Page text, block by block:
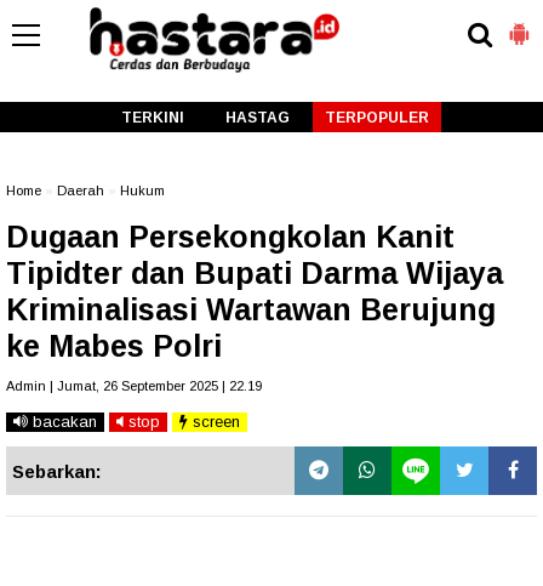
TERKINI HASTAG TERPOPULER
Home Daerah Hukum
Dugaan Persekongkolan Kanit
Tipidter dan Bupati Darma Wijaya
Kriminalisasi Wartawan Berujung
ke Mabes Polri
Admin | Jumat, 26 September 2025 | 22.19
bacakan stop screen
Sebarkan: